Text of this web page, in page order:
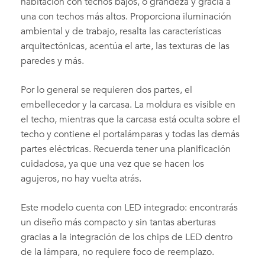
una con techos más altos. Proporciona iluminación
ambiental y de trabajo, resalta las características
arquitectónicas, acentúa el arte, las texturas de las
paredes y más.
Por lo general se requieren dos partes, el
embellecedor y la carcasa. La moldura es visible en
el techo, mientras que la carcasa está oculta sobre el
techo y contiene el portalámparas y todas las demás
partes eléctricas. Recuerda tener una planificación
cuidadosa, ya que una vez que se hacen los
agujeros, no hay vuelta atrás.
Este modelo cuenta con LED integrado: encontrarás
un diseño más compacto y sin tantas aberturas
gracias a la integración de los chips de LED dentro
de la lámpara, no requiere foco de reemplazo.